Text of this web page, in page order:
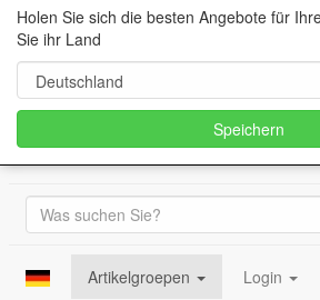
Artikelgroepen Login
Holen Sie sich die besten Angebote für
Sie ihr Land
Speichern